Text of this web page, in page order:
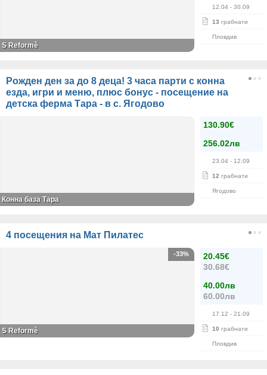
12.04 - 30.09
13 грабнати
Пловдив
S Reformè
Рожден ден за до 8 деца! 3 часа парти с конна
езда, игри и меню, плюс бонус - посещение на
детска ферма Тара - в с. Ягодово
130.90€
256.02лв
23.04 - 12.09
12 грабнати
Ягодово
Конна база Тара
4 посещения на Мат Пилатес
20.45€
30.68€
40.00лв
60.00лв
17.12 - 21.09
10 грабнати
Пловдив
-33%
S Reformè